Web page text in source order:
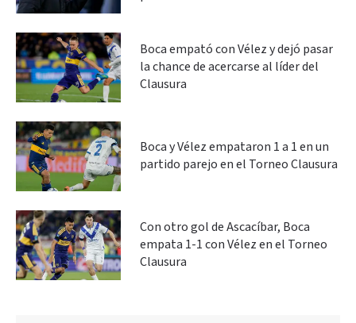
Boca empató con Vélez y dejó pasar
la chance de acercarse al líder del
Clausura
Boca y Vélez empataron 1 a 1 en un
partido parejo en el Torneo Clausura
Con otro gol de Ascacíbar, Boca
empata 1-1 con Vélez en el Torneo
Clausura